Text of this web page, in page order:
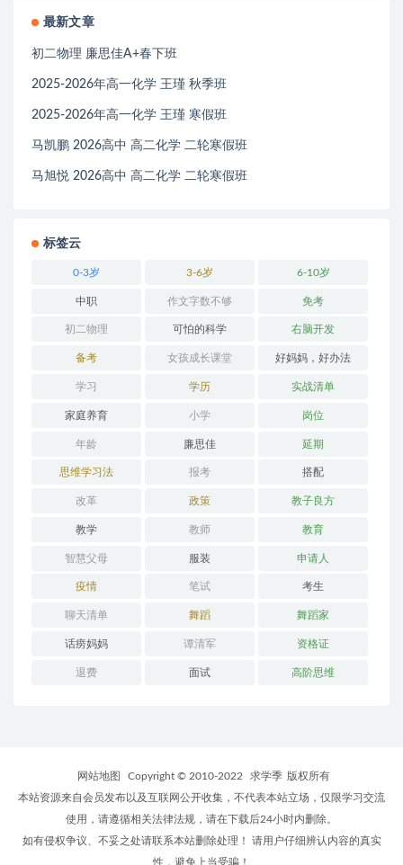
最新文章
初二物理 廉思佳A+春下班
2025-2026年高一化学 王瑾 秋季班
2025-2026年高一化学 王瑾 寒假班
马凯鹏 2026高中 高二化学 二轮寒假班
马旭悦 2026高中 高二化学 二轮寒假班
标签云
0-3岁 3-6岁 6-10岁
中职 作文字数不够 免考
初二物理 可怕的科学 右脑开发
备考 女孩成长课堂 好妈妈，好办法
学习 学历 实战清单
家庭养育 小学 岗位
年龄 廉思佳 延期
思维学习法 报考 搭配
改革 政策 教子良方
教学 教师 教育
智慧父母 服装 申请人
疫情 笔试 考生
聊天清单 舞蹈 舞蹈家
话痨妈妈 谭清军 资格证
退费 面试 高阶思维
网站地图 Copyright © 2010-2022 求学季 版权所有
本站资源来自会员发布以及互联网公开收集，不代表本站立场，仅限学习交流
使用，请遵循相关法律法规，请在下载后24小时内删除。
如有侵权争议、不妥之处请联系本站删除处理！ 请用户仔细辨认内容的真实
性，避免上当受骗！